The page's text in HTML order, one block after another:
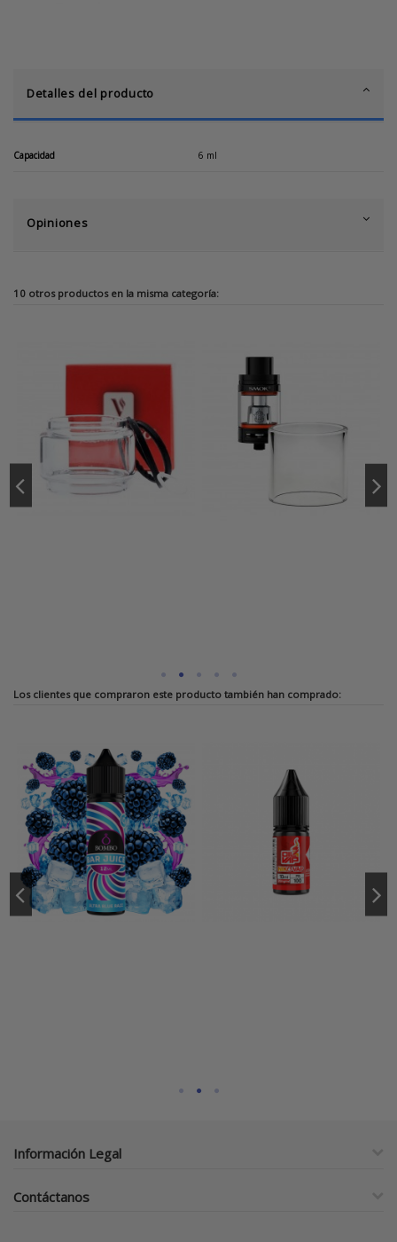
Detalles del producto
Capacidad 6 ml
Opiniones
10 otros productos en la misma categoría:
Los clientes que compraron este producto también han comprado:
Información Legal
Contáctanos